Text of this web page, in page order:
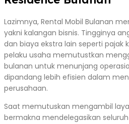
Lazimnya, Rental Mobil Bulanan
yakni kalangan bisnis. Tingginya
dan biaya ekstra lain seperti pajak
pelaku usaha memutustkan
bulanan untuk menunjang
dipandang lebih efisien dalam
perusahaan.
Saat memutuskan mengambil
bermakna mendelegasikan